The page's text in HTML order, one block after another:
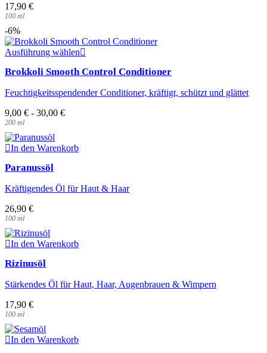
17,90 €
100 ml
-6%
Ausführung wählen
weist
Varianten
werden
Brokkoli Smooth Control Conditioner
Feuchtigkeitsspendender Conditioner, kräftigt, schützt und glättet
9,00 € - 30,00 €
200 ml
In den Warenkorb
Paranussöl
Kräftigendes Öl für Haut & Haar
26,90 €
100 ml
In den Warenkorb
Rizinusöl
Stärkendes Öl für Haut, Haar, Augenbrauen & Wimpern
17,90 €
100 ml
In den Warenkorb